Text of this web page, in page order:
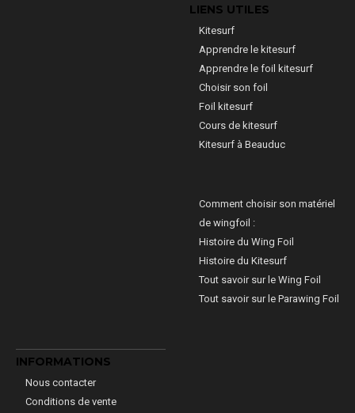
LIENS UTILES
Kitesurf
Apprendre le kitesurf
Apprendre le foil kitesurf
Choisir son foil
Foil kitesurf
Cours de kitesurf
Kitesurf à Beauduc
Comment choisir son matériel
de wingfoil :
Histoire du Wing Foil
Histoire du Kitesurf
Tout savoir sur le Wing Foil
Tout savoir sur le Parawing Foil
INFORMATIONS
Nous contacter
Conditions de vente